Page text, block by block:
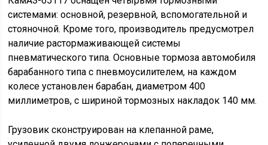
КамАЗ 65117 дал российскому сегменту грузовых
автомобилей «второе дыхание», позволив вновь
оказаться в числе лидеров мирового рынка.
Общие сведения